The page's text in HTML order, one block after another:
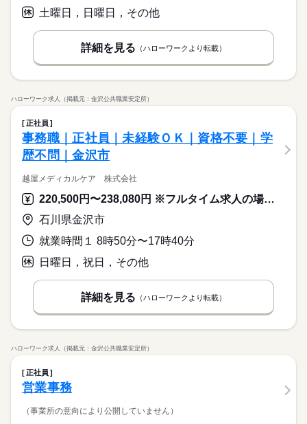
土曜日，日曜日，その他
詳細を見る （ハローワークより転載）
ハローワーク求人（掲載元：金沢公共職業安定所）
正社員
事務職｜正社員｜未経験ＯＫ｜資格不要｜学
歴不問｜金沢市
越屋メディカルケア 株式会社
220,500円〜238,080円 ※フルタイム求人の場合は月額（換算額）、パート求人の場合は時間額を表示しています。
石川県金沢市
就業時間１ 8時50分〜17時40分
日曜日，祝日，その他
詳細を見る （ハローワークより転載）
ハローワーク求人（掲載元：金沢公共職業安定所）
正社員
営業事務
（事業所の意向により公開していません）